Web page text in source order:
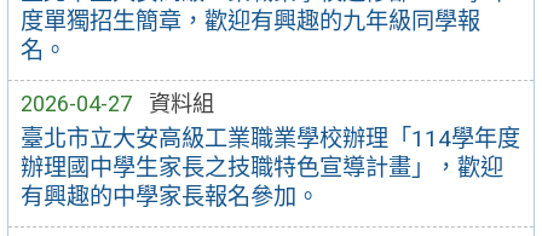
度單獨招生簡章，歡迎有興趣的九年級同學報
名。
2026-04-27 資料組
臺北市立大安高級工業職業學校辦理「114學年度
辦理國中學生家長之技職特色宣導計畫」，歡迎
有興趣的中學家長報名參加。